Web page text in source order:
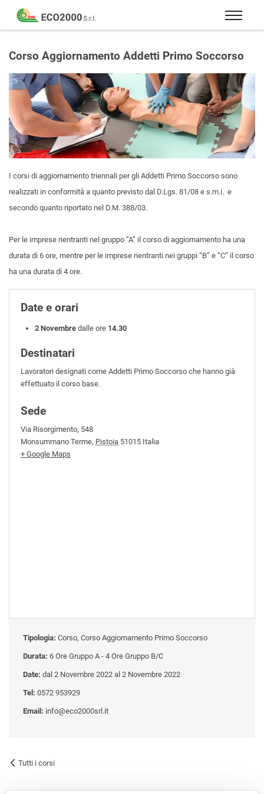
Eco
2000
Formazione
consulenza
per
la
sicurezza
sul
lavoro
–
81/08
Corso Aggiornamento Addetti Primo Soccorso
I corsi di aggiornamento triennali per gli Addetti Primo Soccorso sono
realizzati in conformità a quanto previsto dal D.Lgs. 81/08 e s.m.i. e
secondo quanto riportato nel D.M. 388/03.
Per le imprese rientranti nel gruppo “A” il corso di aggiornamento ha una
durata di 6 ore, mentre per le imprese rientranti nei gruppi “B” e “C” il corso
ha una durata di 4 ore.
Date e orari
2 Novembre dalle ore 14.30
Destinatari
Lavoratori designati come Addetti Primo Soccorso che hanno già
effettuato il corso base.
Sede
Via Risorgimento, 548
Monsummano Terme, Pistoia 51015 Italia
+ Google Maps
Tipologia: Corso, Corso Aggiornamento Primo Soccorso
Durata: 6 Ore Gruppo A - 4 Ore Gruppo B/C
Date: dal 2 Novembre 2022 al 2 Novembre 2022
Tel: 0572 953929
Email: info@eco2000srl.it
Tutti i corsi